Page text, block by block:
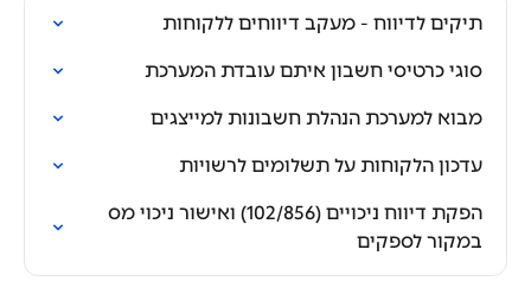
תיקים לדיווח - מעקב דיווחים ללקוחות
סוגי כרטיסי חשבון איתם עובדת המערכת
מבוא למערכת הנהלת חשבונות למייצגים
עדכון הלקוחות על תשלומים לרשויות
הפקת דיווח ניכויים (102/856) ואישור ניכוי מס
במקור לספקים